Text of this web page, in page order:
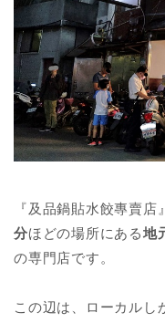
『及品鍋貼水餃專賣
分ほどの場所にある地
の専門店です。
この辺は、ローカルし